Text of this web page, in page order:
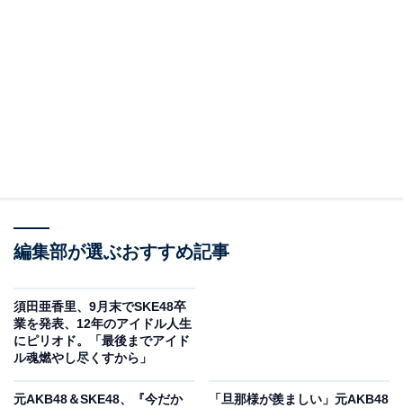
編集部が選ぶおすすめ記事
須田亜香里、9月末でSKE48卒
業を発表、12年のアイドル人生
にピリオド。「最後までアイド
ル魂燃やし尽くすから」
元AKB48＆SKE48、『今だか
「旦那様が羨ましい」元AKB48